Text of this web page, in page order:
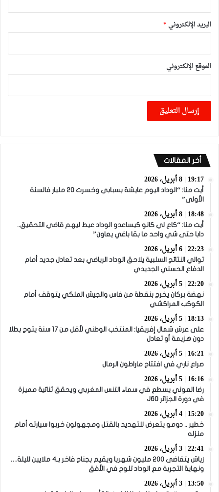
البريد الإلكتروني *
الموقع الإلكتروني
أخر المقالات
19:17 | 8 أبريل، 2026
أيت منا: “الوداد اليوم عايشة بسبابي وخسرت 20 مليار فالسنة
الأولى”
18:48 | 8 أبريل، 2026
أيت منا: “كاع لي كانو كيساعدو الوداد عيط ليهم قاضي التحقيق..
دابا حتى شي واحد ما بقا باغي يعاون”
22:23 | 6 أبريل، 2026
توالي النتائج السلبية يلاحق الوداد الرياضي بعد تعادل جديد أمام
الدفاع الحسني الجديدي
22:20 | 5 أبريل، 2026
نهضة بركان يخرج بنقطة من فاس والجيش الملكي يتوقف أمام
الكوكب المراكشي
18:13 | 5 أبريل، 2026
على عرش شمال إفريقيا: المنتخب الوطني لأقل من 17 سنة يتوج بطلا
دون هزيمة أو تعادل
16:21 | 5 أبريل، 2026
صراع ناري في افتتاح ماراطون الرمال
16:16 | 5 أبريل، 2026
رضا العوني يسطع في سماء التنس المغربي ويحقق ثنائية مميزة
في دورة الجزائر J60
15:20 | 4 أبريل، 2026
خطير .. دومو يتعرض للتهديد بالقتل ومجهولون خربوا سيارته أمام
منزله
22:41 | 3 أبريل، 2026
زياش يتقاضى 200 مليون شهريا ويقيم بجناح فاخر بـ4 ملايين لليلة…
ونهاية التجربة مع الوداد تلوح في الأفق
13:50 | 3 أبريل، 2026